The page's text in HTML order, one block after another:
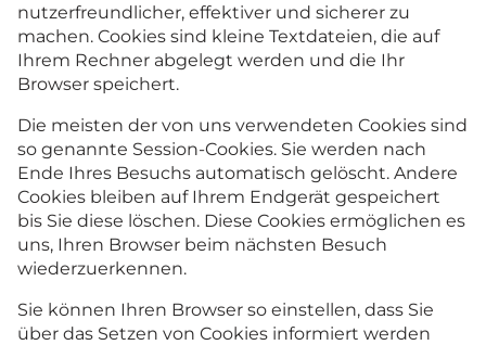
nutzerfreundlicher, effektiver und sicherer zu
machen. Cookies sind kleine Textdateien, die auf
Ihrem Rechner abgelegt werden und die Ihr
Browser speichert.
Die meisten der von uns verwendeten Cookies sind
so genannte Session-Cookies. Sie werden nach
Ende Ihres Besuchs automatisch gelöscht. Andere
Cookies bleiben auf Ihrem Endgerät gespeichert
bis Sie diese löschen. Diese Cookies ermöglichen es
uns, Ihren Browser beim nächsten Besuch
wiederzuerkennen.
Sie können Ihren Browser so einstellen, dass Sie
über das Setzen von Cookies informiert werden